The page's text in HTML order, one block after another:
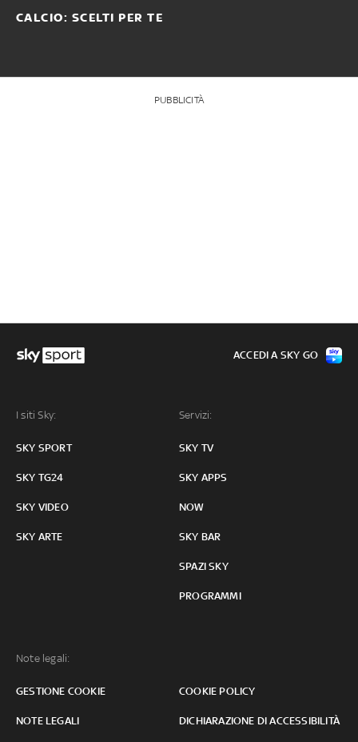
CALCIO: SCELTI PER TE
PUBBLICITÀ
I siti Sky:
SKY SPORT
SKY TG24
SKY VIDEO
SKY ARTE
Servizi:
SKY TV
SKY APPS
NOW
SKY BAR
SPAZI SKY
PROGRAMMI
Note legali:
GESTIONE COOKIE COOKIE POLICY
NOTE LEGALI DICHIARAZIONE DI ACCESSIBILITÀ
ACCEDI A SKY GO